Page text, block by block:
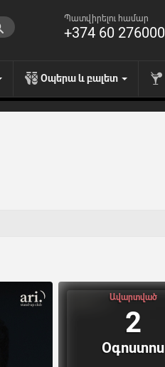
Պատվիրելու համար
+374 60 276000
Օպերա և բալետ
Ավարտված
2
Օգոստոս